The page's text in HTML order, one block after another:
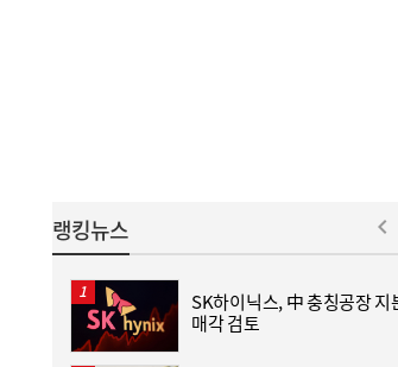
13:11
줄었던 中企 대출, 한 달 만에 반등…5대
행, 기업대출 확대
랭킹뉴스
SK하이닉스, 中 충칭공장 지
매각 검토